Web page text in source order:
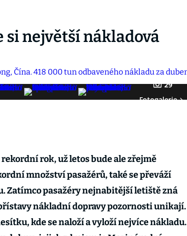
si největší nákladová
29
Fotogalerie
rok, už letos bude ale zřejmě
množství pasažérů, také se převáží
Zatímco pasažéry nejnabitější letiště zná
nákladní dopravy pozornosti unikají.
kde se naloží a vyloží nejvíce nákladu.